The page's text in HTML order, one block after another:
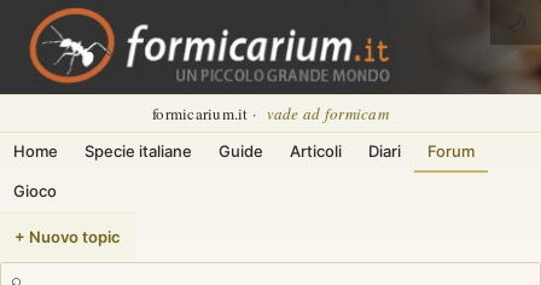
formicarium.it · vade ad formicam
Home Specie italiane Guide Articoli Diari Forum
Gioco
+ Nuovo topic
⌕
🌙